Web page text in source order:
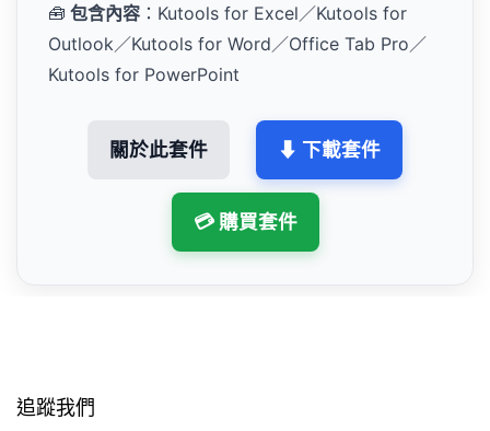
🧰 包含內容 ：Kutools for Excel／Kutools for
Outlook／Kutools for Word／Office Tab Pro／
Kutools for PowerPoint
關於此套件 ⬇ 下載套件
💳 購買套件
追蹤我們